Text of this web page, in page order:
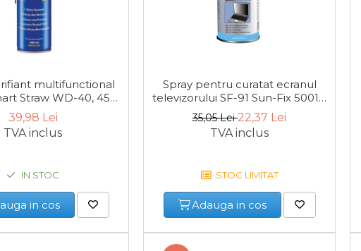
multifunctional
Straw WD-40, 450
ml
39,98 Lei
TVA inclus
IN STOC
in cos
Spray pentru curatat ecranul
televizorului SF-91 Sun-Fix 50015,
200 ml
35,05 Lei22,37 Lei
TVA inclus
STOC LIMITAT
Adauga in cos